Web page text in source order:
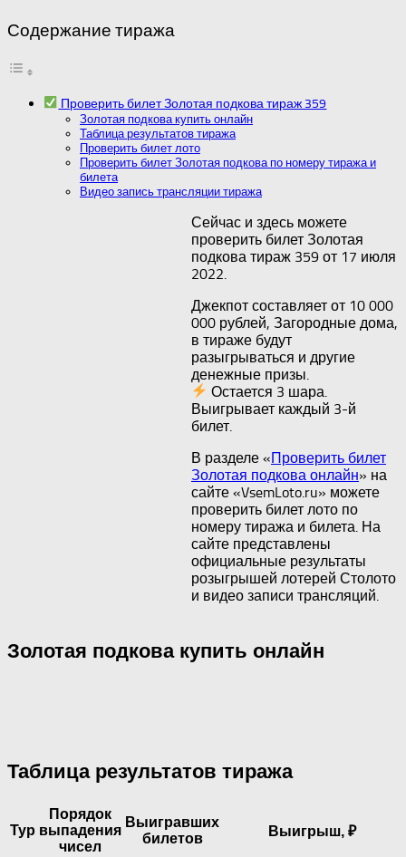
Содержание тиража
Проверить билет Золотая подкова тираж 359
Золотая подкова купить онлайн
Таблица результатов тиража
Проверить билет лото
Проверить билет Золотая подкова по номеру тиража и
билета
Видео запись трансляции тиража
Сейчас и здесь можете
проверить билет Золотая
подкова тираж 359 от 17 июля
2022.
Джекпот составляет от 10 000
000 рублей, Загородные дома,
в тираже будут
разыгрываться и другие
денежные призы.
Остается 3 шара.
Выигрывает каждый 3-й
билет.
В разделе «Проверить билет
Золотая подкова онлайн» на
сайте «VsemLoto.ru» можете
проверить билет лото по
номеру тиража и билета. На
сайте представлены
официальные результаты
розыгрышей лотерей Столото
и видео записи трансляций.
Золотая подкова купить онлайн
Таблица результатов тиража
Тур
Порядок
выпадения
чисел
Выигравших
билетов
Выигрыш, ₽